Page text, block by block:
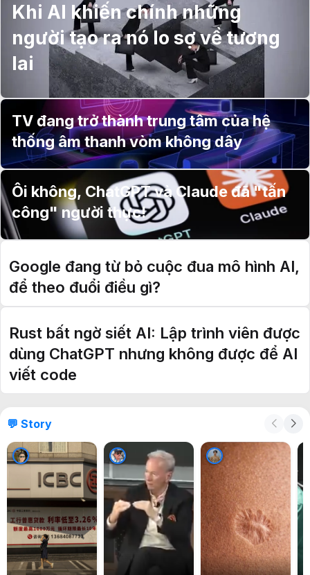
Khi AI khiến chính những
người tạo ra nó lo sợ về tương
lai
TV đang trở thành trung tâm của hệ
thống âm thanh vòm không dây
Ôi không, ChatGPT và Claude đã "tấn
công" người thực!
Google đang từ bỏ cuộc đua mô hình AI,
để theo đuổi điều gì?
Rust bất ngờ siết AI: Lập trình viên được
dùng ChatGPT nhưng không được để AI
viết code
💬 Story